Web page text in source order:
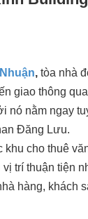
, tòa nhà
giao thông
nó nằm ngay
Đăng Lưu.
cho thuê
trí thuận tiện
hàng, khách